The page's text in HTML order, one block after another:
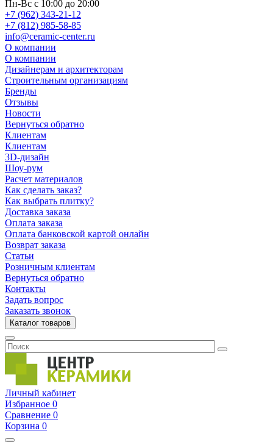
Пн-Вс с 10:00 до 20:00
+7 (962) 343-21-12
+7 (812) 985-58-85
info@ceramic-center.ru
О компании
О компании
Дизайнерам и архитекторам
Строительным организациям
Бренды
Отзывы
Новости
Вернуться обратно
Клиентам
Клиентам
3D-дизайн
Шоу-рум
Расчет материалов
Как сделать заказ?
Как выбрать плитку?
Доставка заказа
Оплата заказа
Оплата банковской картой онлайн
Возврат заказа
Статьи
Розничным клиентам
Вернуться обратно
Контакты
Задать вопрос
Заказать звонок
Каталог товаров
Личный кабинет
Избранное 0
Сравнение 0
Корзина 0